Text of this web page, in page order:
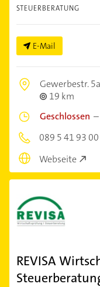
STEUERBERATUNG
E-Mail
Gewerbestr.
19 km
Geschlossen –
089 5 41 93
Webseite
REVISA